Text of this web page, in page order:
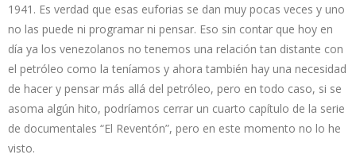
1941. Es verdad que esas euforias se dan muy pocas veces y uno
no las puede ni programar ni pensar. Eso sin contar que hoy en
día ya los venezolanos no tenemos una relación tan distante con
el petróleo como la teníamos y ahora también hay una necesidad
de hacer y pensar más allá del petróleo, pero en todo caso, si se
asoma algún hito, podríamos cerrar un cuarto capítulo de la serie
de documentales “El Reventón”, pero en este momento no lo he
visto.